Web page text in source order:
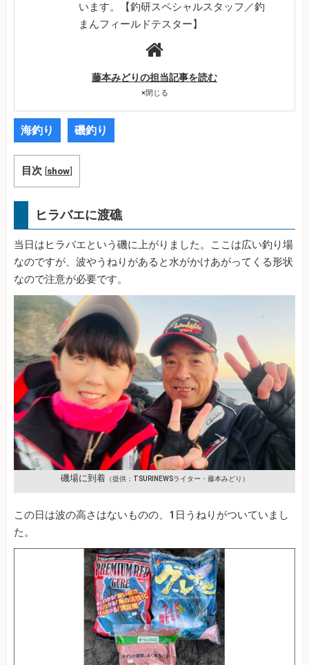
います。【釣研スペシャルスタッフ／釣
まんフィールドテスター】
藤本みどりの担当記事を読む
×閉じる
海釣り 磯釣り
目次 [show]
ヒラバエに渡礁
当日はヒラバエという磯に上がりました。ここは広い釣り場
なのですが、波やうねりがあると水がかけあがってくる形状
なので注意が必要です。
磯場に到着（提供：TSURINEWSライター・藤本みどり）
この日は波の高さはないものの、1日うねりがついていまし
た。